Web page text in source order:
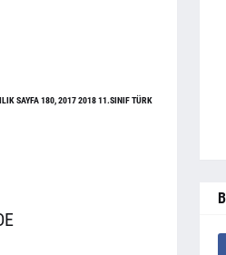
SAYFA 180, 2017 2018 11.SINIF TÜRK